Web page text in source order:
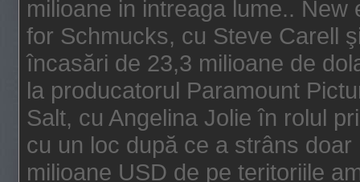
milioane in intreaga lume..
for Schmucks, cu Steve Carell
încasări de 23,3 milioane de
la producatorul Paramount
Salt, cu Angelina Jolie în rolul
cu un loc după ce a strâns
milioane USD de pe teritoriile